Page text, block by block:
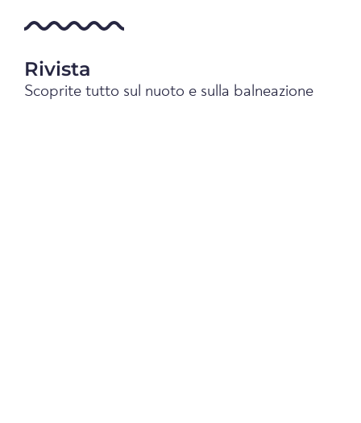
Rivista
Scoprite tutto sul nuoto e sulla balneazione